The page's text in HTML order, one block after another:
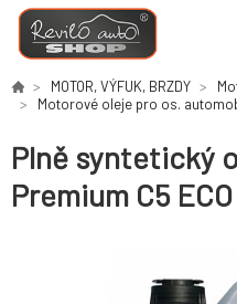
MOTOR, VÝFUK, BRZDY
Motorové oleje pro os.
Plně syntetický
Premium C5